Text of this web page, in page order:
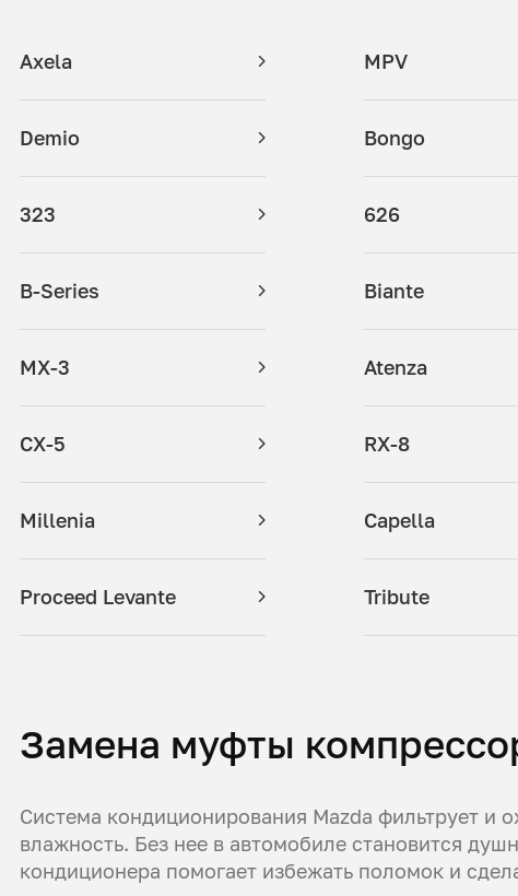
Axela MPV
Demio Bongo
323 626
B-Series Biante
MX-3 Atenza
CX-5 RX-8
Millenia Capella
Proceed Levante Tribute
Замена муфты
Система кондиционирования Mazda фильтрует и
влажность. Без нее в автомобиле становится
кондиционера помогает избежать поломок и